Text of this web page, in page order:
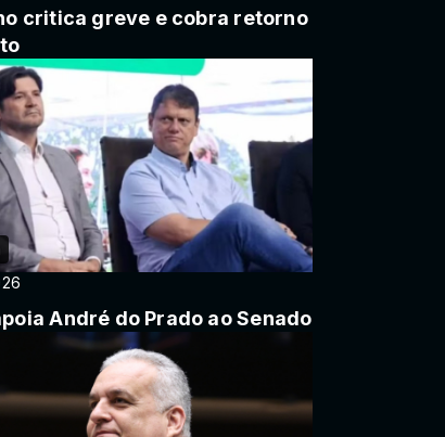
critica greve e cobra retorno
André do Prado ao Senado